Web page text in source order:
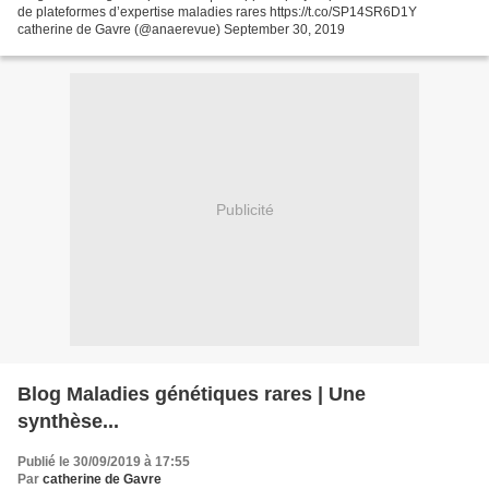
de plateformes d’expertise maladies rares https://t.co/SP14SR6D1Y
catherine de Gavre (@anaerevue) September 30, 2019
Publicité
Blog Maladies génétiques rares | Une
synthèse...
Publié le 30/09/2019 à 17:55
Par catherine de Gavre